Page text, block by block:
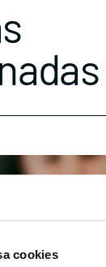
cookies